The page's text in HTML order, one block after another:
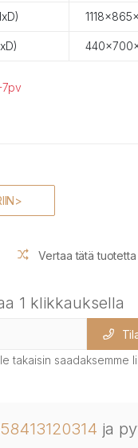
7pv
Vertaa tätä tuotetta
1 klikkauksella
takaisin saadaksemme
ja